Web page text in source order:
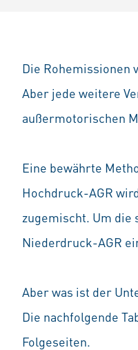
Die Rohemissionen
Aber jede weitere
außermotorischen
Eine bewährte
Hochdruck-AGR
zugemischt. Um die
Niederdruck-AGR
Aber was ist der
Die nachfolgende
Folgeseiten.